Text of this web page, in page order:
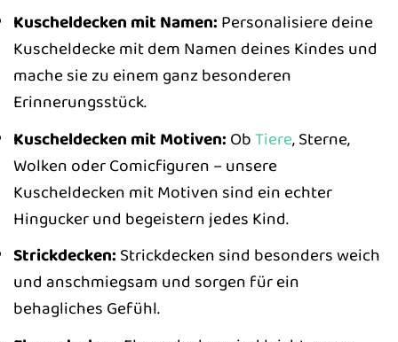
Kuscheldecken mit Namen: Personalisiere deine
Kuscheldecke mit dem Namen deines Kindes und
mache sie zu einem ganz besonderen
Erinnerungsstück.
Kuscheldecken mit Motiven: ObTiere, Sterne,
Wolken oder Comicfiguren – unsere
Kuscheldecken mit Motiven sind ein echter
Hingucker und begeistern jedes Kind.
Strickdecken: Strickdecken sind besonders weich
und anschmiegsam und sorgen für ein
behagliches Gefühl.